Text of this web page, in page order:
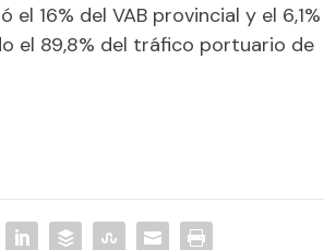
16% del VAB provincial y el 6,1%
el 89,8% del tráfico portuario de